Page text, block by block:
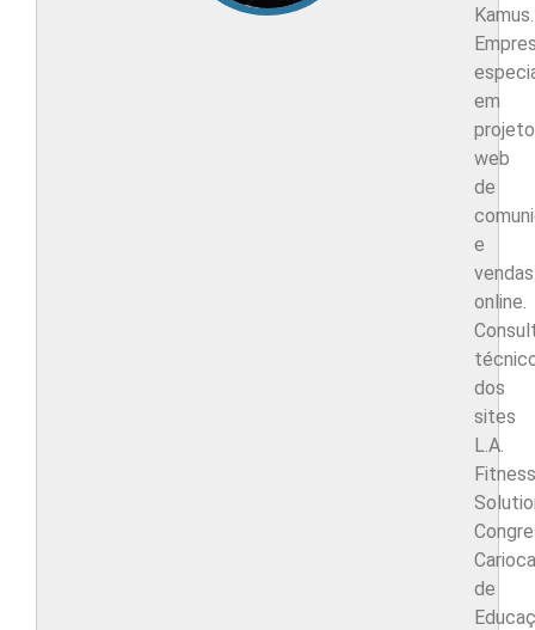
Kamus.
em
web
de
e
vendas
online.
dos
sites
L.A.
Fitness
Carioca
de